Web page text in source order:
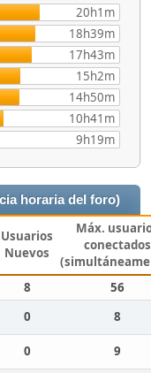
20h1m
18h39m
17h43m
15h2m
14h50m
10h41m
9h19m
horaria del foro)
Usuarios
Nuevos
Máx.
conectados
8
56
0
8
0
9